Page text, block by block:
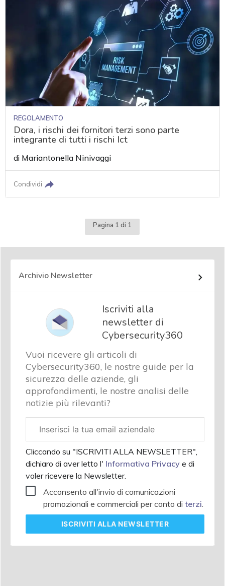
REGOLAMENTO
Dora, i rischi dei fornitori terzi sono parte
integrante di tutti i rischi Ict
di Mariantonella Ninivaggi
Condividi
Pagina 1 di 1
Archivio Newsletter
Iscriviti alla
newsletter di
Cybersecurity360
Vuoi ricevere gli articoli di
Cybersecurity360, le nostre guide per la
sicurezza delle aziende, gli
approfondimenti, le nostre analisi delle
notizie più rilevanti?
aziendale
Cliccando su "ISCRIVITI ALLA NEWSLETTER",
dichiaro di aver letto l' Informativa Privacy e di
voler ricevere la Newsletter.
Acconsento all'invio di comunicazioni
promozionali e commerciali per conto di terzi.
ISCRIVITI ALLA NEWSLETTER